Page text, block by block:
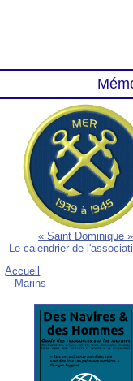
« Saint Dominique »
Le calendrier de
Accueil
Marins